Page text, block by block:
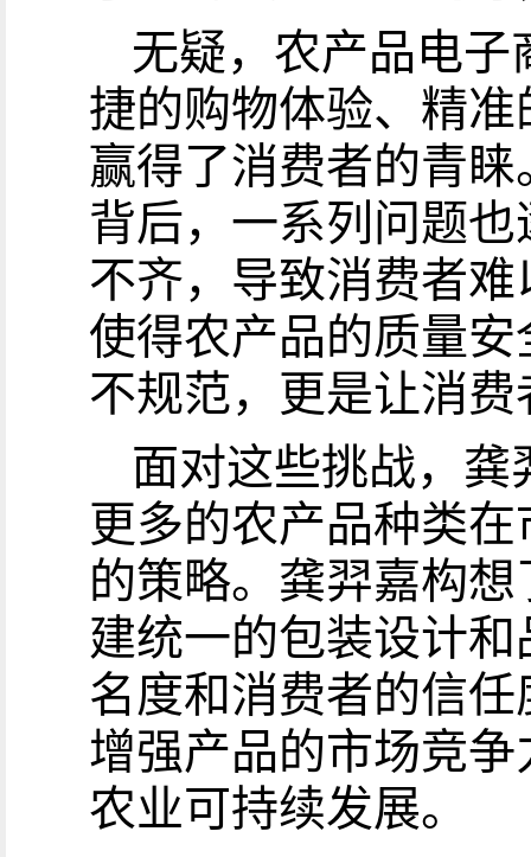
无疑，农产品电
捷的购物体验、精
赢得了消费者的青
背后，一系列问题
不齐，导致消费者
使得农产品的质量
不规范，更是让消
面对这些挑战，
更多的农产品种类
的策略。龚羿嘉构
建统一的包装设计
名度和消费者的信
增强产品的市场竞
农业可持续发展。